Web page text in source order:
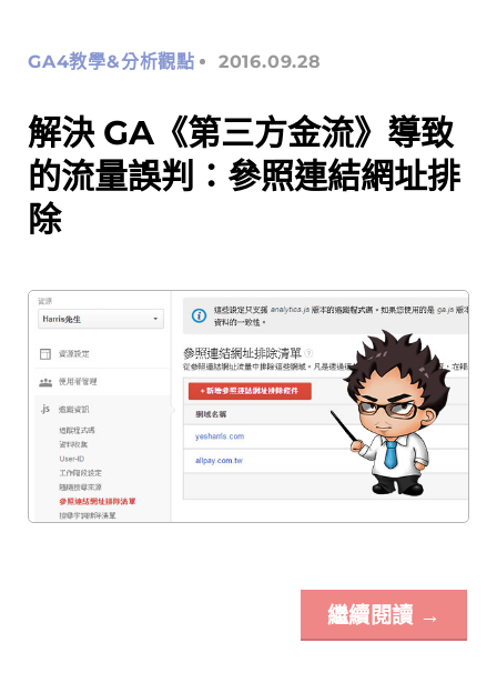
GA4教學&分析觀點 2016.09.28
解決 GA《第三方金流》導致
的流量誤判：參照連結網址排
除
繼續閱讀 →